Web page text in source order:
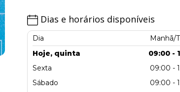
Dias e horários disponíveis
Dia Manhã/
Hoje, quinta
09:00 -
Sexta
09:00 -
Sábado
09:00 -